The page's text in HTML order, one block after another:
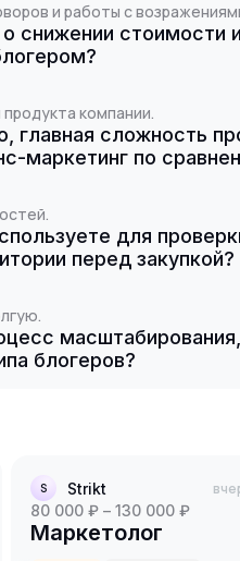
и работы с
снижении стоимости
компании.
главная сложность
маркетинг по
для
перед закупкой?
блогеров?
S Strikt
80 000 ₽ – 130 000 ₽
Маркетолог